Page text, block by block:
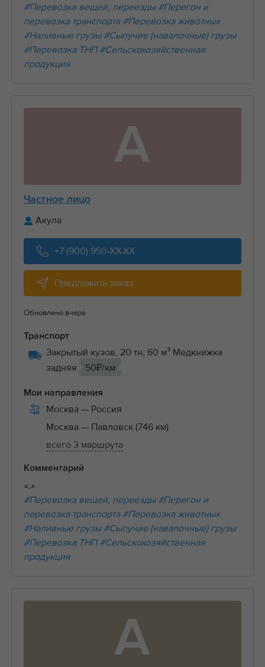
#Перевозка вещей, переезды #Перегон и
перевозка транспорта #Перевозка животных
#Наливные грузы #Сыпучие (навалочные) грузы
#Перевозка ТНП #Сельскохозяйственная
продукция
А
Частное лицо
Акула
+7 (900) 950-XX-XX
Предложить заказ
Обновлено вчера
Транспорт
Закрытый кузов, 20 тн, 60 м³ Медкнижка
задняя
50₽/км
Мои направления
Москва — Россия
Москва — Павловск (746 км)
всего 3 маршрута
Комментарий
«.»
#Перевозка вещей, переезды #Перегон и
перевозка транспорта #Перевозка животных
#Наливные грузы #Сыпучие (навалочные) грузы
#Перевозка ТНП #Сельскохозяйственная
продукция
А